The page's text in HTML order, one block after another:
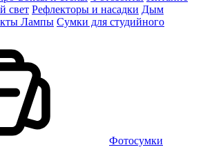
свет Рефлекторы и насадки Дым
Лампы Сумки для студийного
Фотосумки